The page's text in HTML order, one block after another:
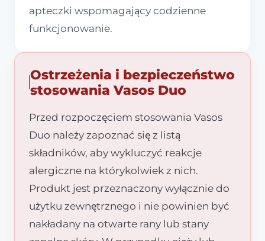
apteczki wspomagający codzienne
funkcjonowanie.
Ostrzeżenia i bezpieczeństwo
stosowania Vasos Duo
Przed rozpoczęciem stosowania Vasos
Duo należy zapoznać się z listą
składników, aby wykluczyć reakcje
alergiczne na którykolwiek z nich.
Produkt jest przeznaczony wyłącznie do
użytku zewnętrznego i nie powinien być
nakładany na otwarte rany lub stany